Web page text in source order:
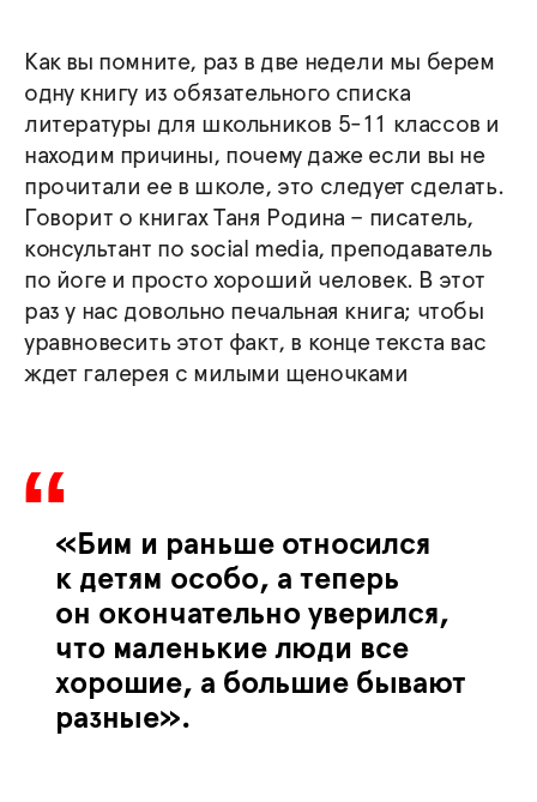
Как вы помните, раз в две недели мы берем
одну книгу из обязательного списка
литературы для школьников 5-11 классов и
находим причины, почему даже если вы не
прочитали ее в школе, это следует сделать.
Говорит о книгах Таня Родина – писатель,
консультант по social media, преподаватель
по йоге и просто хороший человек. В этот
раз у нас довольно печальная книга; чтобы
уравновесить этот факт, в конце текста вас
ждет галерея с милыми щеночками
«Бим и раньше относился
к детям особо, а теперь
он окончательно уверился,
что маленькие люди все
хорошие, а большие бывают
разные».